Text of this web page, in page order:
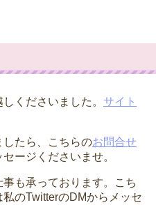
くださいました。 サイト
たら、こちらのお問合せ
ージくださいませ。
も承っております。こち
のTwitterのDMからメッセ